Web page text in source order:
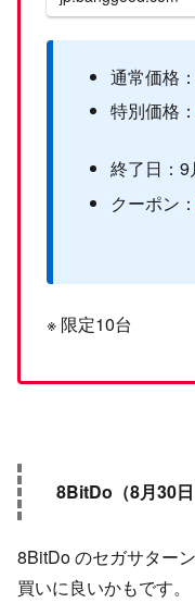
通常価格
特別価格
終了日：9
クーポン
※ 限定10台
8BitDo（8月30日
8BitDo のセガサター
買いに良いかもです。